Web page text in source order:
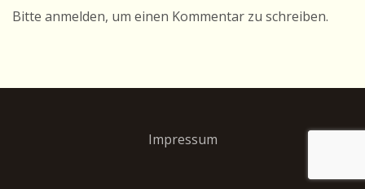
Bitte anmelden, um einen Kommentar zu schreiben.
Impressum